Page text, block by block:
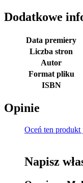
Dodatkowe
Data premiery
Liczba stron
Autor
Format pliku
ISBN
Opinie
Oceń ten
Napisz